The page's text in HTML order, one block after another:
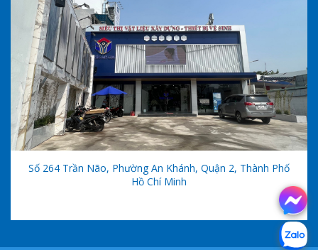
Số 264 Trần Não, Phường An Khánh, Quận 2, Thành Phố
Hồ Chí Minh